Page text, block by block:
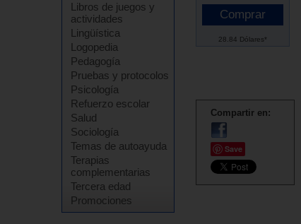
Libros de juegos y
actividades
Lingüística
Logopedia
Pedagogía
Pruebas y protocolos
Psicología
Refuerzo escolar
Salud
Sociología
Temas de autoayuda
Terapias
complementarias
Tercera edad
Promociones
28.84 Dólares*
Compartir en:
Save